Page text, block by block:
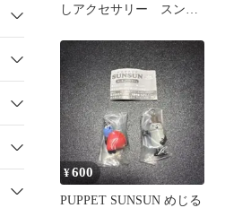
しアクセサリー スンス
つ
¥600
PUPPET SUNSUN めじる